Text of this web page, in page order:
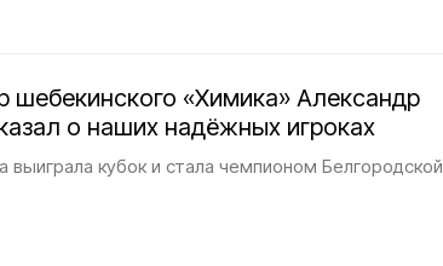
шебекинского «Химика» Александр
о наших надёжных игроках
выиграла кубок и стала чемпионом Белгородской